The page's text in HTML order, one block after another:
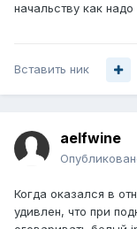
начальству как
Вставить ник
aelfwine
Когда оказался в
удивлен, что при